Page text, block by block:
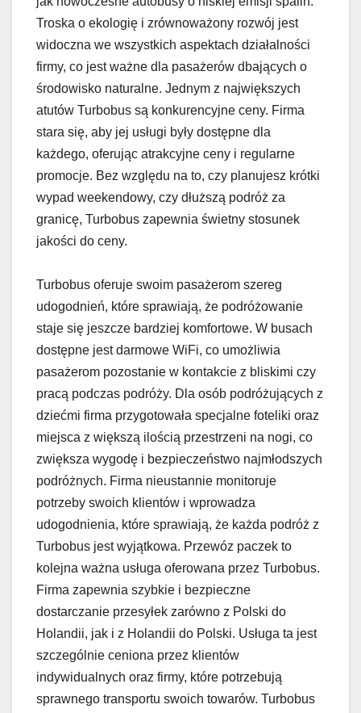
Troska o ekologię i zrównoważony rozwój jest
widoczna we wszystkich aspektach działalności
firmy, co jest ważne dla pasażerów dbających o
środowisko naturalne. Jednym z największych
atutów Turbobus są konkurencyjne ceny. Firma
stara się, aby jej usługi były dostępne dla
każdego, oferując atrakcyjne ceny i regularne
promocje. Bez względu na to, czy planujesz krótki
wypad weekendowy, czy dłuższą podróż za
granicę, Turbobus zapewnia świetny stosunek
jakości do ceny.
Turbobus oferuje swoim pasażerom szereg
udogodnień, które sprawiają, że podróżowanie
staje się jeszcze bardziej komfortowe. W busach
dostępne jest darmowe WiFi, co umożliwia
pasażerom pozostanie w kontakcie z bliskimi czy
pracą podczas podróży. Dla osób podróżujących z
dziećmi firma przygotowała specjalne foteliki oraz
miejsca z większą ilością przestrzeni na nogi, co
zwiększa wygodę i bezpieczeństwo najmłodszych
podróżnych. Firma nieustannie monitoruje
potrzeby swoich klientów i wprowadza
udogodnienia, które sprawiają, że każda podróż z
Turbobus jest wyjątkowa. Przewóz paczek to
kolejna ważna usługa oferowana przez Turbobus.
Firma zapewnia szybkie i bezpieczne
dostarczanie przesyłek zarówno z Polski do
Holandii, jak i z Holandii do Polski. Usługa ta jest
szczególnie ceniona przez klientów
indywidualnych oraz firmy, które potrzebują
sprawnego transportu swoich towarów. Turbobus